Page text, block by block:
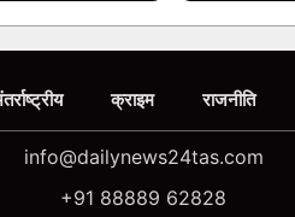
क्राइम राजनीति
info@dailynews24tas.com
+91 88889 62828